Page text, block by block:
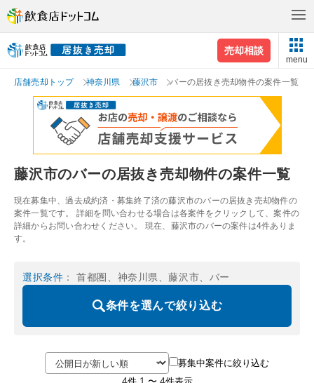
売却相談
menu
店舗売却トップ 神奈川県 藤沢市 バーの居抜き売却物件の案件一覧
藤沢市のバーの居抜き売却物件の案件一覧
現在募集中、過去成約済・募集終了済の藤沢市のバーの居抜き売却物件の
案件一覧です。 詳細を問い合わせる場合は各案件をクリックして、案件の
詳細からお問い合わせください。 現在、藤沢市のバーの案件は4件ありま
す。
選択条件 ： 首都圏、神奈川県、藤沢市、バー
条件を選んで絞り込む
募集中案件に絞り込む